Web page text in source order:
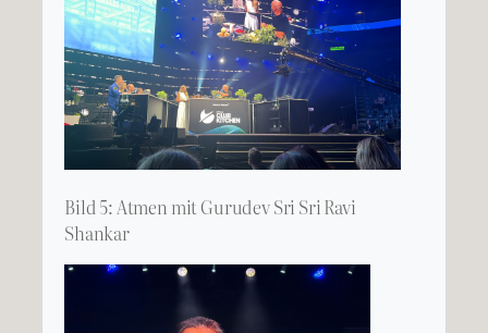
Bild 5: Atmen mit Gurudev Sri Sri Ravi
Shankar